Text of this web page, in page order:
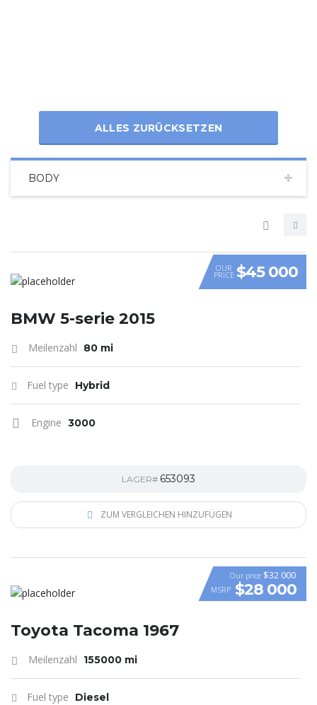
ALLES ZURÜCKSETZEN
BODY
VIDEO
OUR
PRICE $45 000
BMW 5-serie 2015
Meilenzahl 80 mi
Fuel type Hybrid
Engine 3000
LAGER# 653093
ZUM VERGLEICHEN HINZUFÜGEN
Our price $32 000
MSRP $28 000
Toyota Tacoma 1967
Meilenzahl 155000 mi
Fuel type Diesel